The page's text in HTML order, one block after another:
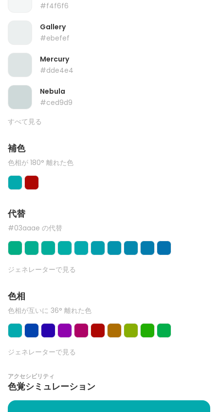
#f4f6f6
Gallery
#ebefef
Mercury
#dde4e4
Nebula
#ced9d9
すべて見る
補色
色相が 180° 離れた色
代替
#03aaae の代替
ジェネレーターで見る
色相
色相が互いに 36° 離れた色
ジェネレーターで見る
アクセシビリティ
色覚シミュレーション